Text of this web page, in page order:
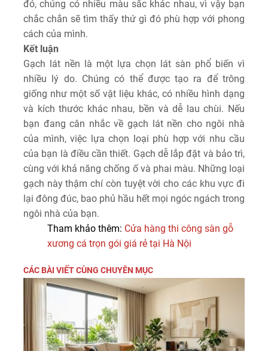
đó, chúng có nhiều màu sắc khác nhau, vì vậy bạn
chắc chắn sẽ tìm thấy thứ gì đó phù hợp với phong
cách của mình.
Kết luận
Gạch lát nền là một lựa chọn lát sàn phổ biến vì
nhiều lý do. Chúng có thể được tạo ra để trông
giống như một số vật liệu khác, có nhiều hình dạng
và kích thước khác nhau, bền và dễ lau chùi. Nếu
bạn đang cân nhắc về gạch lát nền cho ngôi nhà
của mình, việc lựa chọn loại phù hợp với nhu cầu
của bạn là điều cần thiết. Gạch dễ lắp đặt và bảo trì,
cùng với khả năng chống ố và phai màu. Những loại
gạch này thậm chí còn tuyệt vời cho các khu vực đi
lại đông đúc, bao phủ hầu hết mọi ngóc ngách trong
ngôi nhà của bạn.
Tham khảo thêm: Cửa hàng thi công sàn gỗ
xương cá trọn gói giá rẻ tại Hà Nội
CÁC BÀI VIẾT CÙNG CHUYÊN MỤC